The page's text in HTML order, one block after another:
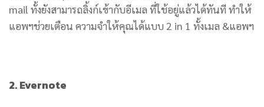
mail ทั้งยังสามารถลิ้งก์เข้ากับอีเมล ที่ใช้อยู่แล้วได้ทันที ทำให้
แอพฯช่วยเตือน ความจำให้คุณได้แบบ 2 in 1 ทั้งเมล &แอพฯ
2. Evernote